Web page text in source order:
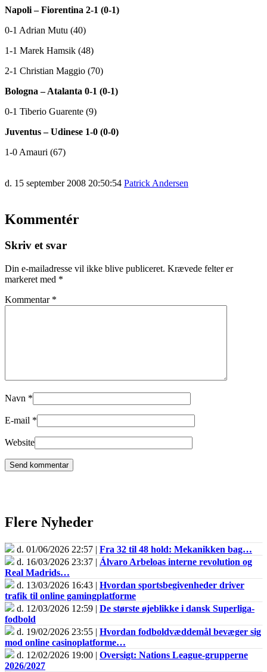
Napoli – Fiorentina 2-1 (0-1)
0-1 Adrian Mutu (40)
1-1 Marek Hamsik (48)
2-1 Christian Maggio (70)
Bologna – Atalanta 0-1 (0-1)
0-1 Tiberio Guarente (9)
Juventus – Udinese 1-0 (0-0)
1-0 Amauri (67)
d. 15 september 2008 20:50:54 Patrick Andersen
Kommentér
Skriv et svar
Din e-mailadresse vil ikke blive publiceret. Krævede felter er
markeret med *
Kommentar *
Navn *
E-mail *
Website
Flere Nyheder
d. 01/06/2026 22:57 | Fra 32 til 48 hold: Mekanikken bag…
d. 16/03/2026 23:37 | Álvaro Arbeloas interne revolution og
Real Madrids…
d. 13/03/2026 16:43 | Hvordan sportsbegivenheder driver
trafik til online gamingplatforme
d. 12/03/2026 12:59 | De største øjeblikke i dansk Superliga-
fodbold
d. 19/02/2026 23:55 | Hvordan fodboldvæddemål bevæger sig
mod online casinoplatforme…
d. 12/02/2026 19:00 | Oversigt: Nations League-grupperne
2026/2027